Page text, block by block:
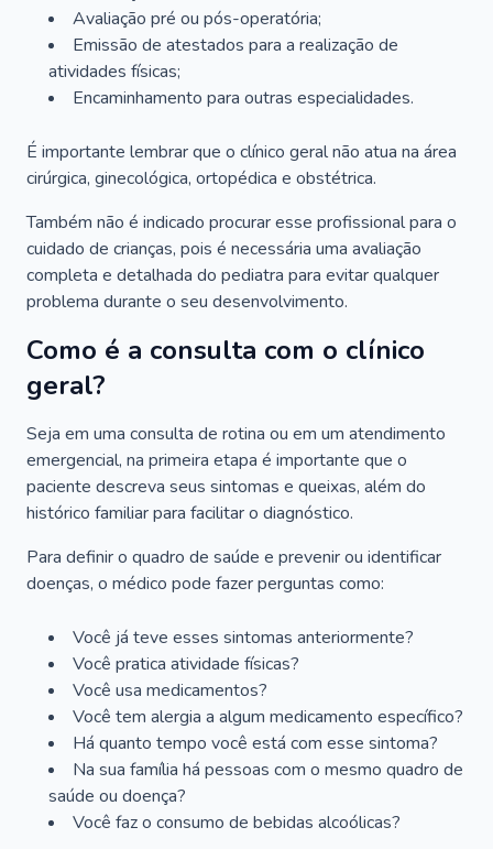
Avaliação pré ou pós-operatória;
Emissão de atestados para a realização de
atividades físicas;
Encaminhamento para outras especialidades.
É importante lembrar que o clínico geral não atua na área
cirúrgica, ginecológica, ortopédica e obstétrica.
Também não é indicado procurar esse profissional para o
cuidado de crianças, pois é necessária uma avaliação
completa e detalhada do pediatra para evitar qualquer
problema durante o seu desenvolvimento.
Como é a consulta com o clínico
geral?
Seja em uma consulta de rotina ou em um atendimento
emergencial, na primeira etapa é importante que o
paciente descreva seus sintomas e queixas, além do
histórico familiar para facilitar o diagnóstico.
Para definir o quadro de saúde e prevenir ou identificar
doenças, o médico pode fazer perguntas como:
Você já teve esses sintomas anteriormente?
Você pratica atividade físicas?
Você usa medicamentos?
Você tem alergia a algum medicamento específico?
Há quanto tempo você está com esse sintoma?
Na sua família há pessoas com o mesmo quadro de
saúde ou doença?
Você faz o consumo de bebidas alcoólicas?